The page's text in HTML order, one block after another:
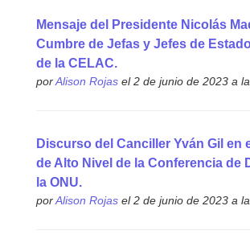
Mensaje del Presidente Nicolás
Cumbre de Jefas y Jefes de
de la CELAC.
porAlison Rojasel 2 de junio de 2023 a
Discurso del Canciller Yván Gil en
de Alto Nivel de la Conferencia de
la ONU.
porAlison Rojasel 2 de junio de 2023 a